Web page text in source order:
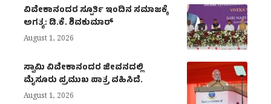
ವಿವೇಕಾನಂದರ ಸ್ಪೂರ್ತಿ ಇಂದಿನ ಸಮಾಜಕ್ಕೆ
ಅಗತ್ಯ: ಡಿ.ಕೆ. ಶಿವಕುಮಾರ್
August 1, 2026
ಸ್ವಾಮಿ ವಿವೇಕಾನಂದರ ಜೀವನದಲ್ಲಿ
ಮೈಸೂರು ಪ್ರಮುಖ ಪಾತ್ರ ವಹಿಸಿದೆ.
August 1, 2026